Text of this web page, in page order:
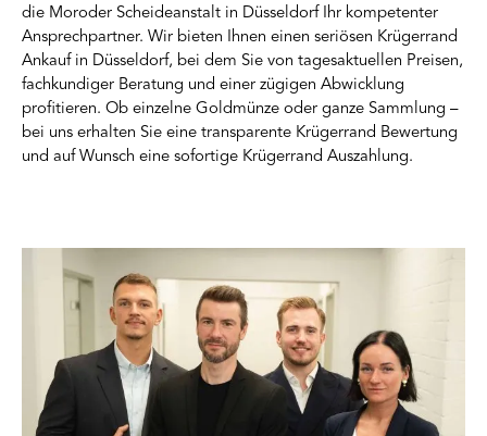
die Moroder Scheideanstalt in Düsseldorf Ihr kompetenter
Ansprechpartner. Wir bieten Ihnen einen seriösen Krügerrand
Ankauf in Düsseldorf, bei dem Sie von tagesaktuellen Preisen,
fachkundiger Beratung und einer zügigen Abwicklung
profitieren. Ob einzelne Goldmünze oder ganze Sammlung –
bei uns erhalten Sie eine transparente Krügerrand Bewertung
und auf Wunsch eine sofortige Krügerrand Auszahlung.